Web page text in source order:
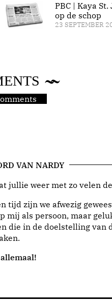
PBC | Kaya
op de schop
23 SEPTEMBER
VAN NARDY
jullie weer met zo velen
tijd zijn we afwezig
mij als persoon, maar
die in de doelstelling van